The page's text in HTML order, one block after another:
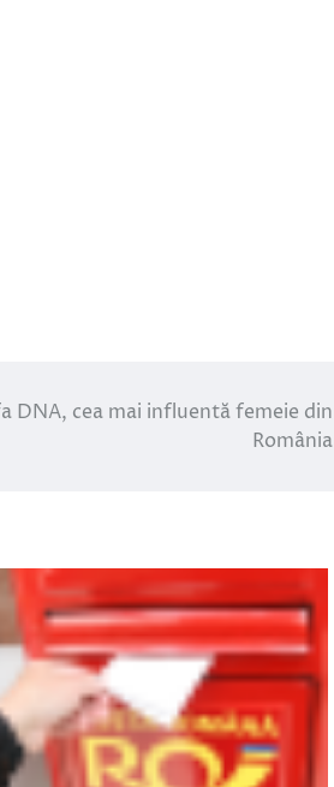
DNA, cea mai influentă femeie din
România